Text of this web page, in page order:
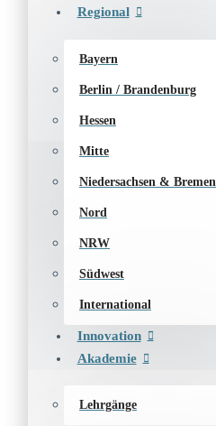
Regional
Bayern
Berlin / Brandenburg
Hessen
Mitte
Niedersachsen & Bremen
Nord
NRW
Südwest
International
Innovation
Akademie
Lehrgänge